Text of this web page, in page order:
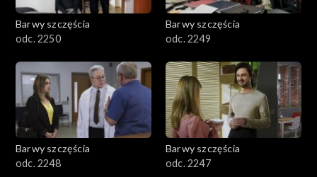
Barwy szczęścia
odc. 2250
Barwy szczęścia
odc. 2249
Barwy szczęścia
odc. 2248
Barwy szczęścia
odc. 2247